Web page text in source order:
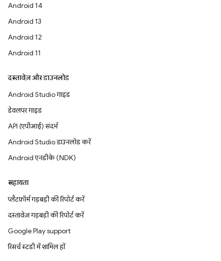
Android 14
Android 13
Android 12
Android 11
दस्तावेज़ और डाउनलोड
Android Studio गाइड
डेवलपर गाइड
API (एपीआई) संदर्भ
Android Studio डाउनलोड करें
Android एनडीके (NDK)
सहायता
प्लैटफ़ॉर्म गड़बड़ी की रिपोर्ट करें
दस्तावेज़ गड़बड़ी की रिपोर्ट करें
Google Play support
रिसर्च स्टडी में शामिल हों